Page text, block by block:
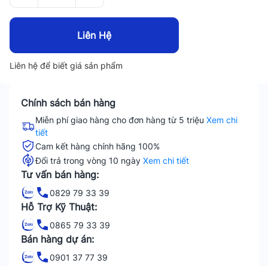
Liên Hệ
Liên hệ để biết giá sản phẩm
Chính sách bán hàng
Miễn phí giao hàng cho đơn hàng từ 5 triệu Xem chi
tiết
Cam kết hàng chính hãng 100%
Đổi trả trong vòng 10 ngày Xem chi tiết
Tư vấn bán hàng:
0829 79 33 39
Hỗ Trợ Kỹ Thuật:
0865 79 33 39
Bán hàng dự án:
0901 37 77 39